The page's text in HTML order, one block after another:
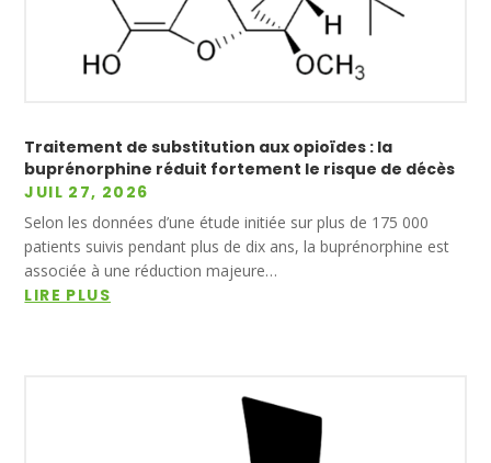
Traitement de substitution aux opioïdes : la
buprénorphine réduit fortement le risque de décès
JUIL 27, 2026
Selon les données d’une étude initiée sur plus de 175 000
patients suivis pendant plus de dix ans, la buprénorphine est
associée à une réduction majeure…
LIRE PLUS